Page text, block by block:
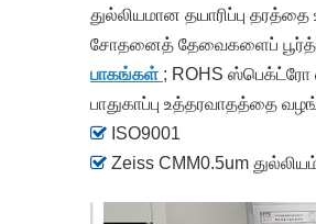
துல்லியமான தயாரிப்பு
சோதனைத் தேவைகளைப்
பாகங்கள் ; ROHS ஸ்பெக்ட்ரோ
பாதுகாப்பு உத்தரவாதத்தை
 ISO9001
 Zeiss CMM0.5um